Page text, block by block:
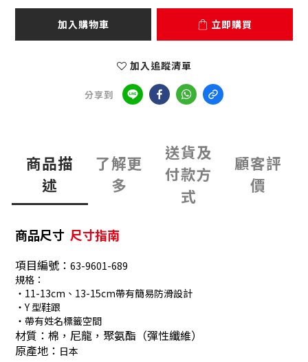
加入購物車 立即購買
加入追蹤清單
分享到
商品描
述
了解更
多
送貨及
付款方
式
顧客評
價
商品尺寸 尺寸指南
項目編號： 63-9601-689
規格：
・11-13cm、13-15cm帶有簡易防滑設計
・Y 型鞋跟
・帶有姓名標籤空間
材質： 棉，尼龍，聚氨酯（彈性纖維）
原產地： 日本